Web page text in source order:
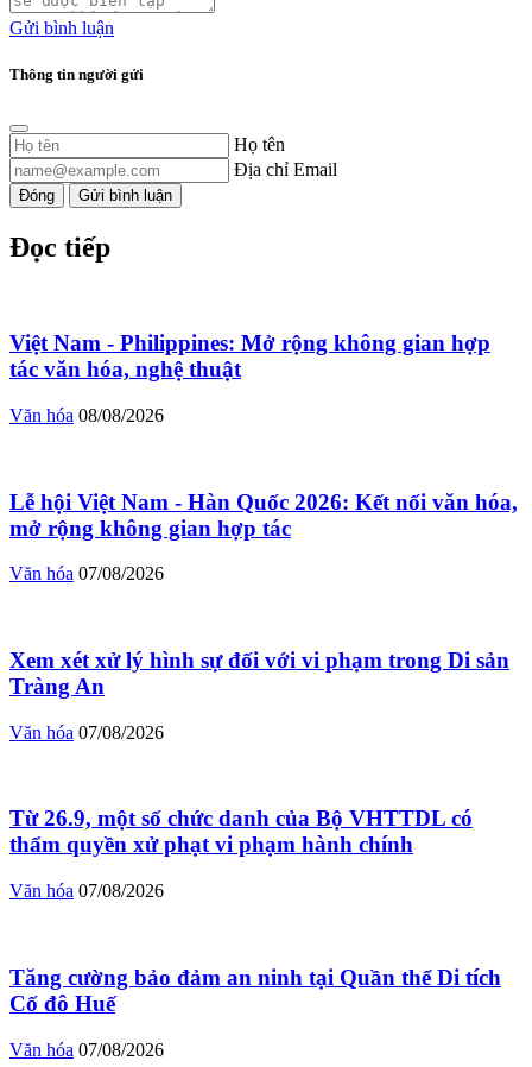
Gửi bình luận
Thông tin người gửi
Họ tên
Địa chỉ Email
Đóng Gửi bình luận
Đọc tiếp
Việt Nam - Philippines: Mở rộng không gian hợp
tác văn hóa, nghệ thuật
Văn hóa 08/08/2026
Lễ hội Việt Nam - Hàn Quốc 2026: Kết nối văn hóa,
mở rộng không gian hợp tác
Văn hóa 07/08/2026
Xem xét xử lý hình sự đối với vi phạm trong Di sản
Tràng An
Văn hóa 07/08/2026
Từ 26.9, một số chức danh của Bộ VHTTDL có
thẩm quyền xử phạt vi phạm hành chính
Văn hóa 07/08/2026
Tăng cường bảo đảm an ninh tại Quần thể Di tích
Cố đô Huế
Văn hóa 07/08/2026